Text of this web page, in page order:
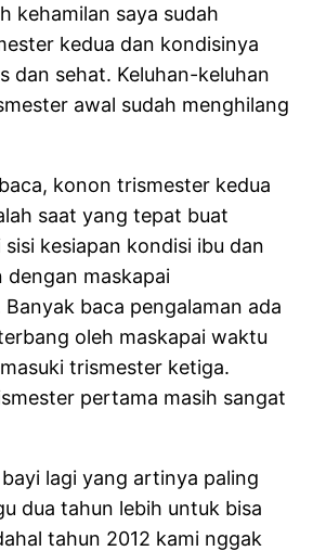
kehamilan saya sudah
kedua dan kondisinya
dan sehat. Keluhan-keluhan
awal sudah menghilang
konon trismester kedua
saat yang tepat buat
kesiapan kondisi ibu dan
dengan maskapai
baca pengalaman ada
oleh maskapai waktu
trismester ketiga.
pertama masih sangat
lagi yang artinya paling
dua tahun lebih untuk bisa
tahun 2012 kami nggak